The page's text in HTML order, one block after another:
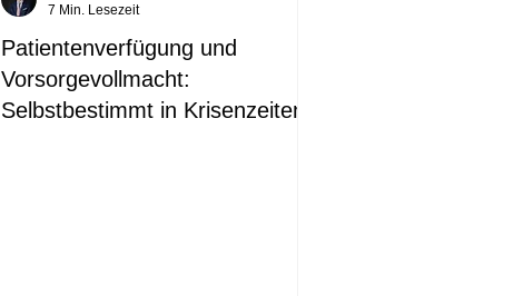
Patientenverfügung und
Vorsorgevollmacht:
Selbstbestimmt in Krisenzeiten
7 Min. Lesezeit